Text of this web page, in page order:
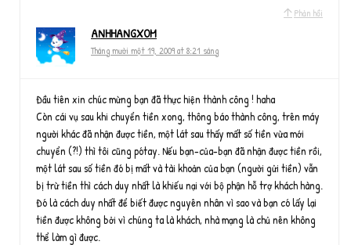
Phản hồi
ANHHANGXOM
Tháng mười một 19, 2009 at 8:21 sáng
Đầu tiên xin chúc mừng bạn đã thực hiện thành công ! haha
Còn cái vụ sau khi chuyển tiền xong, thông báo thành công, trên máy
người khác đã nhận được tiền, một lát sau thấy mất số tiền vừa mới
chuyển (?!) thì tôi cũng pótay. Nếu bạn-của-bạn đã nhận được tiền rồi,
một lát sau số tiền đó bị mất và tài khoản của bạn (người gửi tiền) vẫn
bị trừ tiền thì cách duy nhất là khiếu nại với bộ phận hỗ trợ khách hàng.
Đó là cách duy nhất để biết được nguyên nhân vì sao và bạn có lấy lại
tiền được không bởi vì chúng ta là khách, nhà mạng là chủ nên không
thể làm gì được.